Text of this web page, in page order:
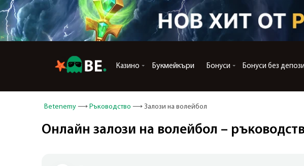
Казино Букмейкъри Бонуси Бонуси без
Betenemy Ръководство Залози на волейбол
Онлайн залози на волейбол –